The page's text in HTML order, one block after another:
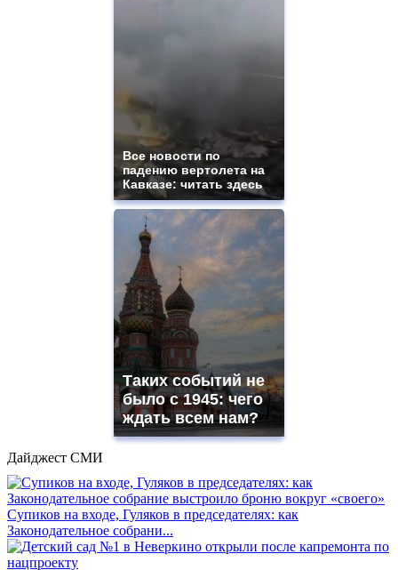
Все новости по
падению вертолета на
Кавказе: читать здесь
Таких событий не
было с 1945: чего
ждать всем нам?
Дайджест СМИ
Супиков на входе, Гуляков в председателях: как
Законодательное собрани...